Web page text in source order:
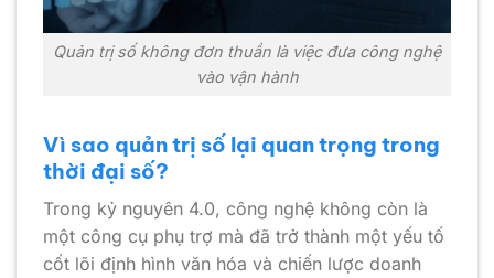
Quản trị số không đơn thuần là việc đưa công nghệ
vào vận hành
Vì sao quản trị số lại quan trọng trong
thời đại số?
Trong kỷ nguyên 4.0, công nghệ không còn là
một công cụ phụ trợ mà đã trở thành một yếu tố
cốt lõi định hình văn hóa và chiến lược doanh